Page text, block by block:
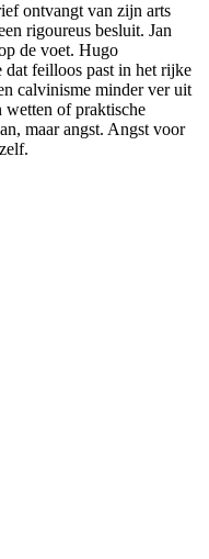
ontvangt van zijn arts
rigoureus besluit. Jan
de voet. Hugo
dat feilloos past in het rijke
calvinisme minder ver uit
of praktische
maar angst. Angst voor